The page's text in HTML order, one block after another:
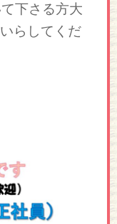
下さる方大
らしてくだ